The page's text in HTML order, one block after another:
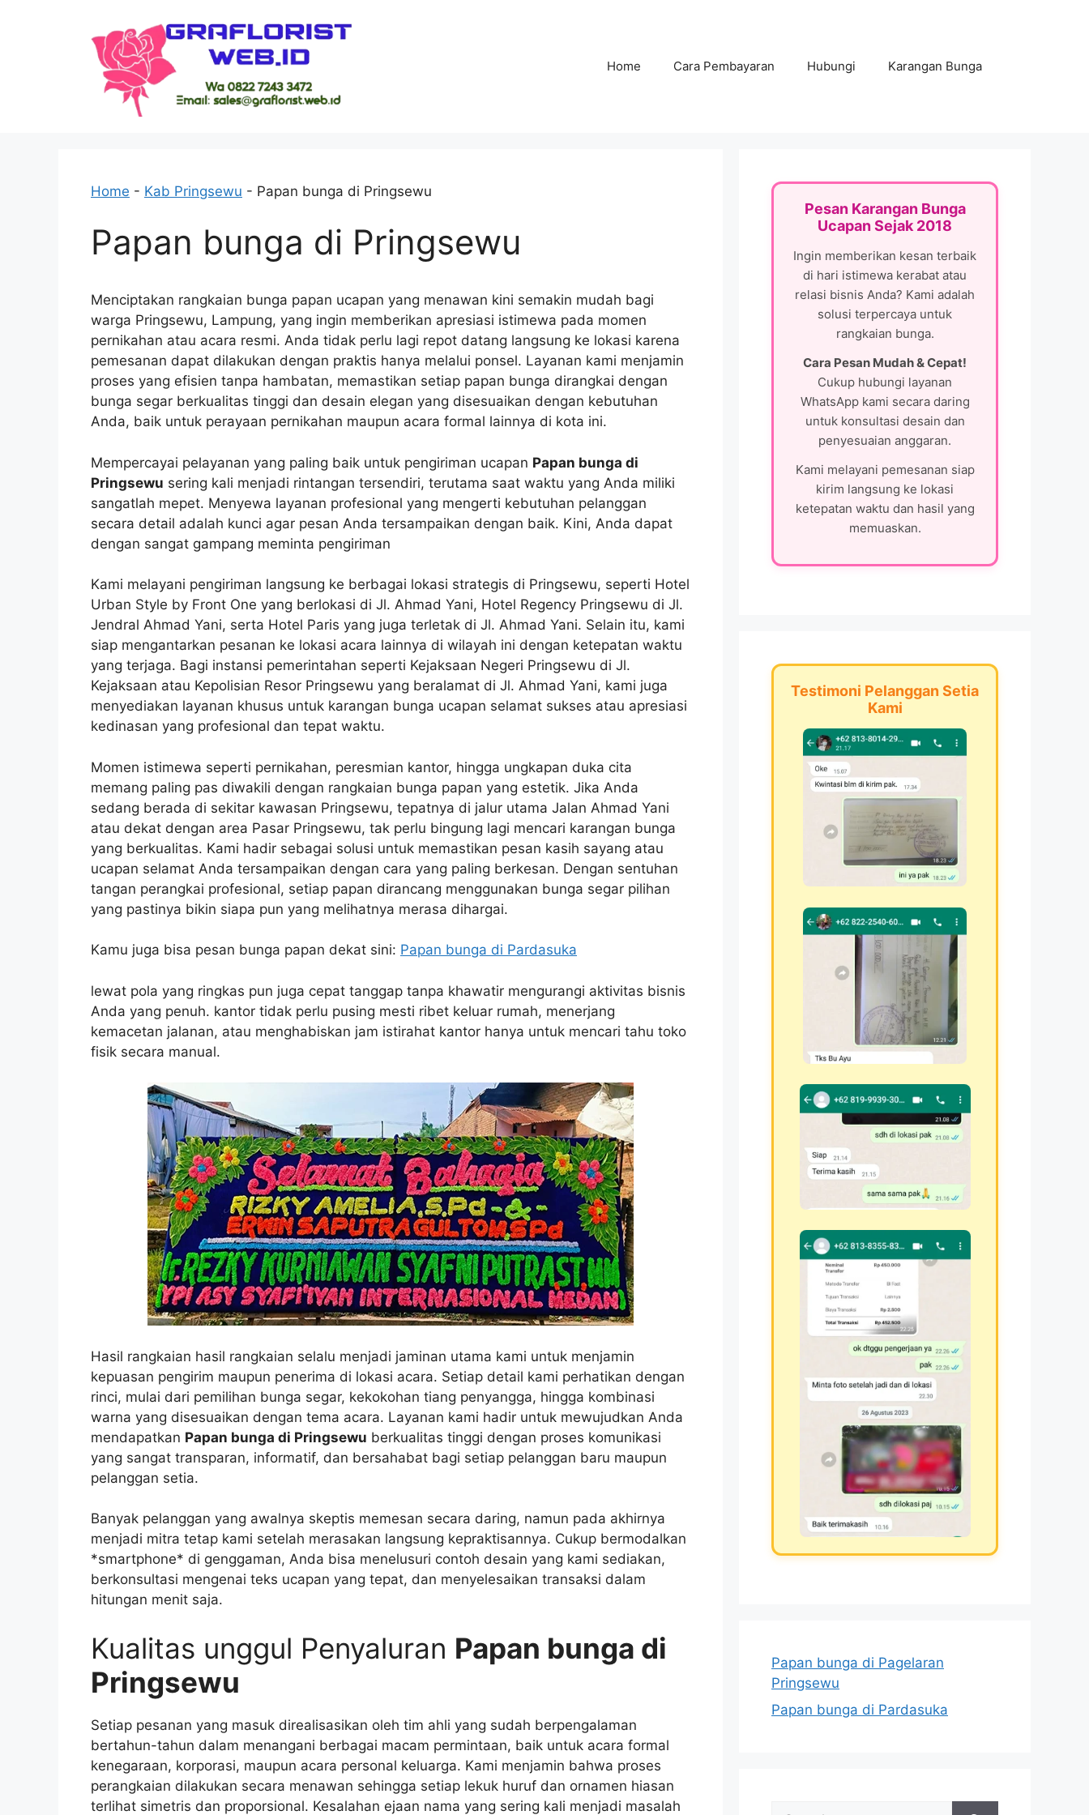
Home Cara Pembayaran Hubungi Karangan Bunga
Home - Kab Pringsewu - Papan bunga di Pringsewu
Papan bunga di Pringsewu
Menciptakan rangkaian bunga papan ucapan yang menawan kini semakin mudah bagi
warga Pringsewu, Lampung, yang ingin memberikan apresiasi istimewa pada momen
pernikahan atau acara resmi. Anda tidak perlu lagi repot datang langsung ke lokasi karena
pemesanan dapat dilakukan dengan praktis hanya melalui ponsel. Layanan kami menjamin
proses yang efisien tanpa hambatan, memastikan setiap papan bunga dirangkai dengan
bunga segar berkualitas tinggi dan desain elegan yang disesuaikan dengan kebutuhan
Anda, baik untuk perayaan pernikahan maupun acara formal lainnya di kota ini.
Mempercayai pelayanan yang paling baik untuk pengiriman ucapan Papan bunga di
Pringsewu sering kali menjadi rintangan tersendiri, terutama saat waktu yang Anda miliki
sangatlah mepet. Menyewa layanan profesional yang mengerti kebutuhan pelanggan
secara detail adalah kunci agar pesan Anda tersampaikan dengan baik. Kini, Anda dapat
dengan sangat gampang meminta pengiriman
Kami melayani pengiriman langsung ke berbagai lokasi strategis di Pringsewu, seperti Hotel
Urban Style by Front One yang berlokasi di Jl. Ahmad Yani, Hotel Regency Pringsewu di Jl.
Jendral Ahmad Yani, serta Hotel Paris yang juga terletak di Jl. Ahmad Yani. Selain itu, kami
siap mengantarkan pesanan ke lokasi acara lainnya di wilayah ini dengan ketepatan waktu
yang terjaga. Bagi instansi pemerintahan seperti Kejaksaan Negeri Pringsewu di Jl.
Kejaksaan atau Kepolisian Resor Pringsewu yang beralamat di Jl. Ahmad Yani, kami juga
menyediakan layanan khusus untuk karangan bunga ucapan selamat sukses atau apresiasi
kedinasan yang profesional dan tepat waktu.
Momen istimewa seperti pernikahan, peresmian kantor, hingga ungkapan duka cita
memang paling pas diwakili dengan rangkaian bunga papan yang estetik. Jika Anda
sedang berada di sekitar kawasan Pringsewu, tepatnya di jalur utama Jalan Ahmad Yani
atau dekat dengan area Pasar Pringsewu, tak perlu bingung lagi mencari karangan bunga
yang berkualitas. Kami hadir sebagai solusi untuk memastikan pesan kasih sayang atau
ucapan selamat Anda tersampaikan dengan cara yang paling berkesan. Dengan sentuhan
tangan perangkai profesional, setiap papan dirancang menggunakan bunga segar pilihan
yang pastinya bikin siapa pun yang melihatnya merasa dihargai.
Kamu juga bisa pesan bunga papan dekat sini: Papan bunga di Pardasuka
lewat pola yang ringkas pun juga cepat tanggap tanpa khawatir mengurangi aktivitas bisnis
Anda yang penuh. kantor tidak perlu pusing mesti ribet keluar rumah, menerjang
kemacetan jalanan, atau menghabiskan jam istirahat kantor hanya untuk mencari tahu toko
fisik secara manual.
Hasil rangkaian hasil rangkaian selalu menjadi jaminan utama kami untuk menjamin
kepuasan pengirim maupun penerima di lokasi acara. Setiap detail kami perhatikan dengan
rinci, mulai dari pemilihan bunga segar, kekokohan tiang penyangga, hingga kombinasi
warna yang disesuaikan dengan tema acara. Layanan kami hadir untuk mewujudkan Anda
mendapatkan Papan bunga di Pringsewu berkualitas tinggi dengan proses komunikasi
yang sangat transparan, informatif, dan bersahabat bagi setiap pelanggan baru maupun
pelanggan setia.
Banyak pelanggan yang awalnya skeptis memesan secara daring, namun pada akhirnya
menjadi mitra tetap kami setelah merasakan langsung kepraktisannya. Cukup bermodalkan
*smartphone* di genggaman, Anda bisa menelusuri contoh desain yang kami sediakan,
berkonsultasi mengenai teks ucapan yang tepat, dan menyelesaikan transaksi dalam
hitungan menit saja.
Kualitas unggul Penyaluran Papan bunga di
Pringsewu
Setiap pesanan yang masuk direalisasikan oleh tim ahli yang sudah berpengalaman
bertahun-tahun dalam menangani berbagai macam permintaan, baik untuk acara formal
kenegaraan, korporasi, maupun acara personal keluarga. Kami menjamin bahwa proses
perangkaian dilakukan secara menawan sehingga setiap lekuk huruf dan ornamen hiasan
terlihat simetris dan proporsional. Kesalahan ejaan nama yang sering kali menjadi masalah
Pesan Karangan Bunga
Ucapan Sejak 2018
Ingin memberikan kesan terbaik
di hari istimewa kerabat atau
relasi bisnis Anda? Kami adalah
solusi terpercaya untuk
rangkaian bunga.
Cara Pesan Mudah & Cepat!
Cukup hubungi layanan
WhatsApp kami secara daring
untuk konsultasi desain dan
penyesuaian anggaran.
Kami melayani pemesanan siap
kirim langsung ke lokasi
ketepatan waktu dan hasil yang
memuaskan.
Testimoni Pelanggan Setia
Kami
Papan bunga di Pagelaran
Pringsewu
Papan bunga di Pardasuka
Search